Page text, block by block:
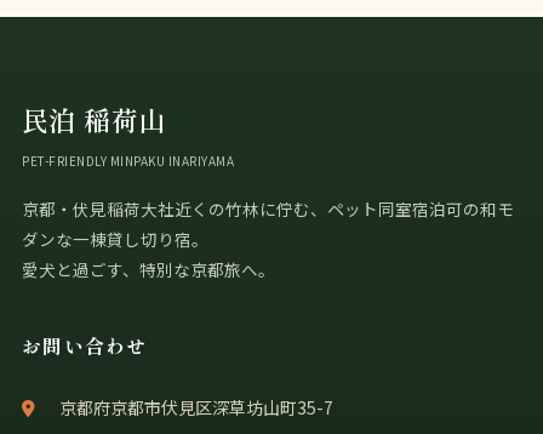
民泊 稲荷山
PET-FRIENDLY MINPAKU INARIYAMA
京都・伏見稲荷大社近くの竹林に佇む、ペット同室宿泊可の和モ
ダンな一棟貸し切り宿。
愛犬と過ごす、特別な京都旅へ。
お問い合わせ
京都府京都市伏見区深草坊山町35-7